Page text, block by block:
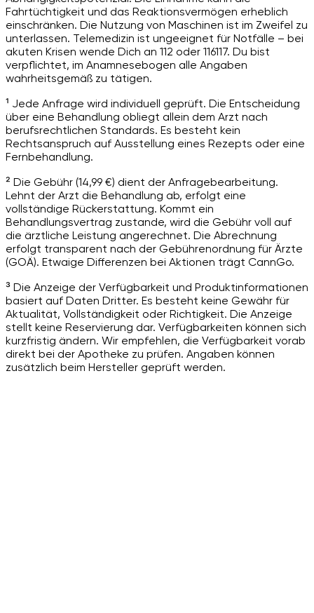
Fahrtüchtigkeit und das Reaktionsvermögen erheblich
einschränken. Die Nutzung von Maschinen ist im Zweifel zu
unterlassen. Telemedizin ist ungeeignet für Notfälle – bei
akuten Krisen wende Dich an 112 oder 116117. Du bist
verpflichtet, im Anamnesebogen alle Angaben
wahrheitsgemäß zu tätigen.
¹ Jede Anfrage wird individuell geprüft. Die Entscheidung
über eine Behandlung obliegt allein dem Arzt nach
berufsrechtlichen Standards. Es besteht kein
Rechtsanspruch auf Ausstellung eines Rezepts oder eine
Fernbehandlung.
² Die Gebühr (14,99 €) dient der Anfragebearbeitung.
Lehnt der Arzt die Behandlung ab, erfolgt eine
vollständige Rückerstattung. Kommt ein
Behandlungsvertrag zustande, wird die Gebühr voll auf
die ärztliche Leistung angerechnet. Die Abrechnung
erfolgt transparent nach der Gebührenordnung für Ärzte
(GOÄ). Etwaige Differenzen bei Aktionen trägt CannGo.
³ Die Anzeige der Verfügbarkeit und Produktinformationen
basiert auf Daten Dritter. Es besteht keine Gewähr für
Aktualität, Vollständigkeit oder Richtigkeit. Die Anzeige
stellt keine Reservierung dar. Verfügbarkeiten können sich
kurzfristig ändern. Wir empfehlen, die Verfügbarkeit vorab
direkt bei der Apotheke zu prüfen. Angaben können
zusätzlich beim Hersteller geprüft werden.